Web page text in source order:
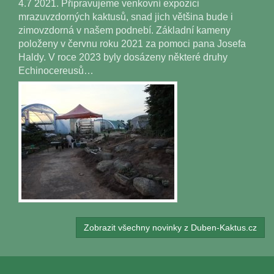
4.7 2021. Připravujeme venkovní expozici
mrazuvzdorných kaktusů, snad jich většina bude i
zimovzdorná v našem podnebí. Základní kameny
položeny v červnu roku 2021 za pomoci pana Josefa
Haldy. V roce 2023 byly dosázeny některé druhy
Echinocereusů…
Zobrazit všechny novinky z Duben-Kaktus.cz